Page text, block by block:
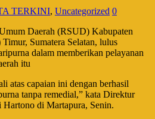
TERKINI, Uncategorized 0
Daerah (RSUD) Kabupaten
Sumatera Selatan, lulus
dalam memberikan pelayanan
itu
atas capaian ini dengan berhasil
tanpa remedial,” kata Direktur
di Martapura, Senin.